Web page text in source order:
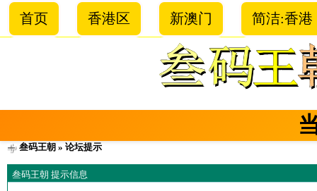
首页 香港区 新澳门 简洁:香港
叁码王朝 » 论坛提示
叁码王朝 提示信息